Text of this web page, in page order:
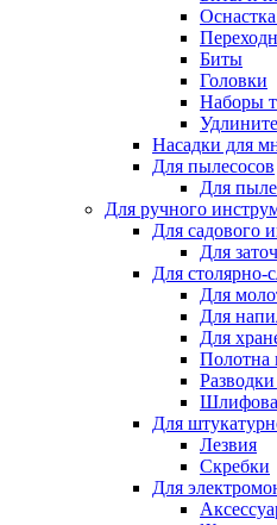
Биты
Головки
Наборы
Насадки для
Для пылесосов
Для
Для ручного
Для садового
Для
Для столярно-
Для
Для
Для
Полотна
Для
Лезвия
Скребки
Для